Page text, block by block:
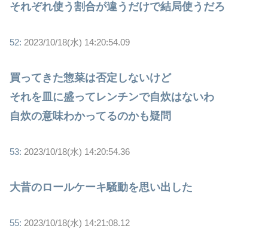
それぞれ使う割合が違うだけで結局使うだろ
52: 2023/10/18(水) 14:20:54.09
買ってきた惣菜は否定しないけど
それを皿に盛ってレンチンで自炊はないわ
自炊の意味わかってるのかも疑問
53: 2023/10/18(水) 14:20:54.36
大昔のロールケーキ騒動を思い出した
55: 2023/10/18(水) 14:21:08.12